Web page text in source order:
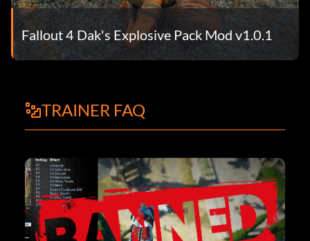
Fallout 4 Dak's Explosive Pack Mod v1.0.1
TRAINER FAQ